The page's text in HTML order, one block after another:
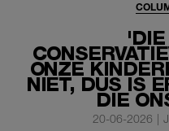
ONZE
NIET, DUS IS
DIE
20-06-2026 |